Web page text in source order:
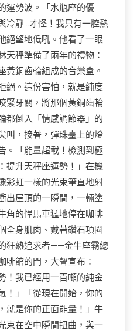
運勢波。「水瓶座的優
冷靜…才怪！我只有一腔熱
絕望地低吼。他看了一眼
天秤準備了兩年的禮物：
黃銅齒輪組成的音樂盒。
絕。這份害怕，就是純度
緊牙關，將那個黃銅齒輪
都倒入「情感調節器」的
叫，接著，彈珠臺上的燈
。「能量超載！檢測到極
提升天秤座運勢！」在機
彩虹一樣的光束筆直地射
出屋頂的一瞬間，一輛塗
角的悍馬車猛地停在咖啡
全身肌肉、戴著鑽石項圈
狂熱追求者——金牛座霸總
啡館的門，大聲宣布：
！我已經用一百噸的純金
！」「從現在開始，你的
就是你的正面能量！」牛
束在空中瞬間扭曲，與一